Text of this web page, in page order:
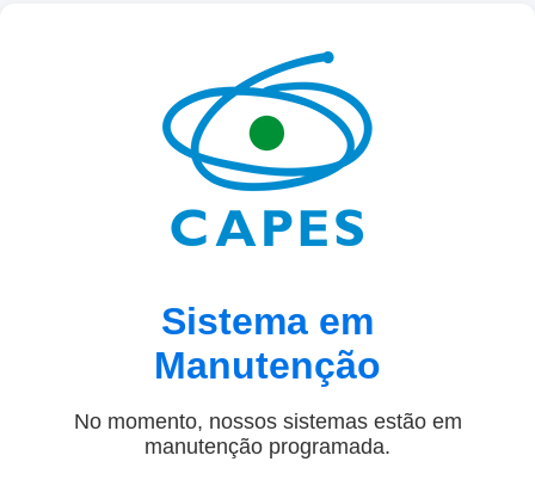
Sistema em
Manutenção
No momento, nossos sistemas estão em
manutenção programada.